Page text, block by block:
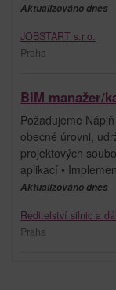
Aktualizováno dnes
JOBSTART s.r.o.
Praha
BIM manažer/
Požadujeme
obecné úrovni,
projektových
aplikací •
Aktualizováno dnes
Ředitelství silnic a
Praha